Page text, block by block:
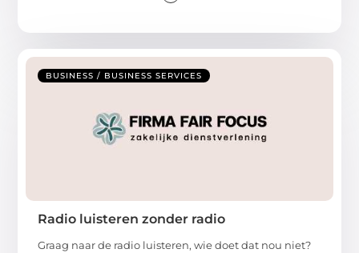
BUSINESS / BUSINESS SERVICES
Radio luisteren zonder radio
Graag naar de radio luisteren, wie doet dat nou niet?